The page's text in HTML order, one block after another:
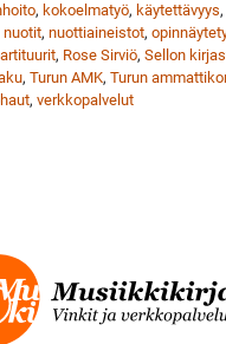
, kokoelmatyö, käytettävyys,
nuotit, nuottiaineistot,
, Rose Sirviö, Sellon
, Turun AMK, Turun
, verkkopalvelut